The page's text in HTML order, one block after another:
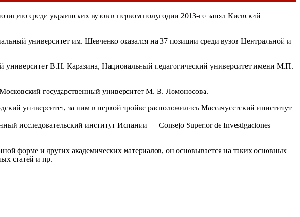
среди украинских вузов в первом полугодии 2013-го занял Киевский
университет им. Шевченко оказался на 37 позиции среди вузов Центральной и
В.Н. Каразина, Национальный педагогический университет имени М.П.
государственный университет М. В. Ломоносова.
университет, за ним в первой тройке расположились Массачусетский иниститут
исследовательский институт Испании — Consejo Superior de Investigaciones
форме и других академических материалов, он основывается на таких основных
статей и пр.